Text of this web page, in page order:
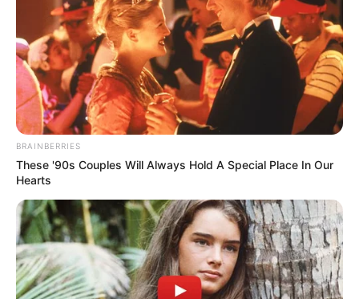
WhatsApp
Facebook
X
Telegram
Copy
Link
Email
Share
BRAINBERRIES
These '90s Couples Will Always Hold A Special Place In Our
Hearts